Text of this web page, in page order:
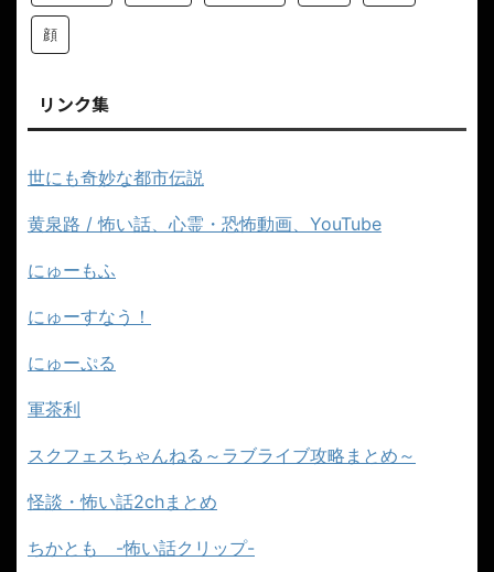
顔
リンク集
世にも奇妙な都市伝説
黄泉路 / 怖い話、心霊・恐怖動画、YouTube
にゅーもふ
にゅーすなう！
にゅーぷる
軍茶利
スクフェスちゃんねる～ラブライブ攻略まとめ～
怪談・怖い話2chまとめ
ちかとも -怖い話クリップ-